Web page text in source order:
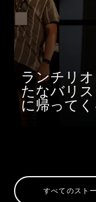
ランチリ
たなバリ
に帰ってく
すべてのスト